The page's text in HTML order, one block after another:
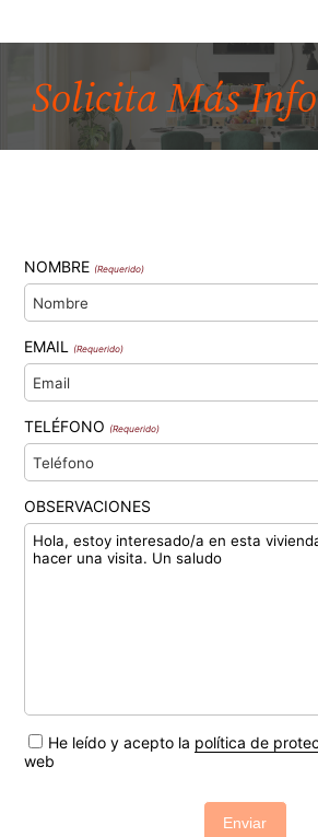
Solicita Más
NOMBRE (Requerido)
EMAIL (Requerido)
TELÉFONO (Requerido)
OBSERVACIONES
He leído y acepto la política de
web
Enviar